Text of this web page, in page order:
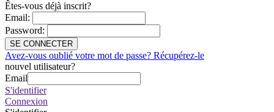
Êtes-vous déjà inscrit?
Email:
Password:
SE CONNECTER
Avez-vous oublié votre mot de passe? Récupérez-le
nouvel utilisateur?
Email
S'identifier
Connexion